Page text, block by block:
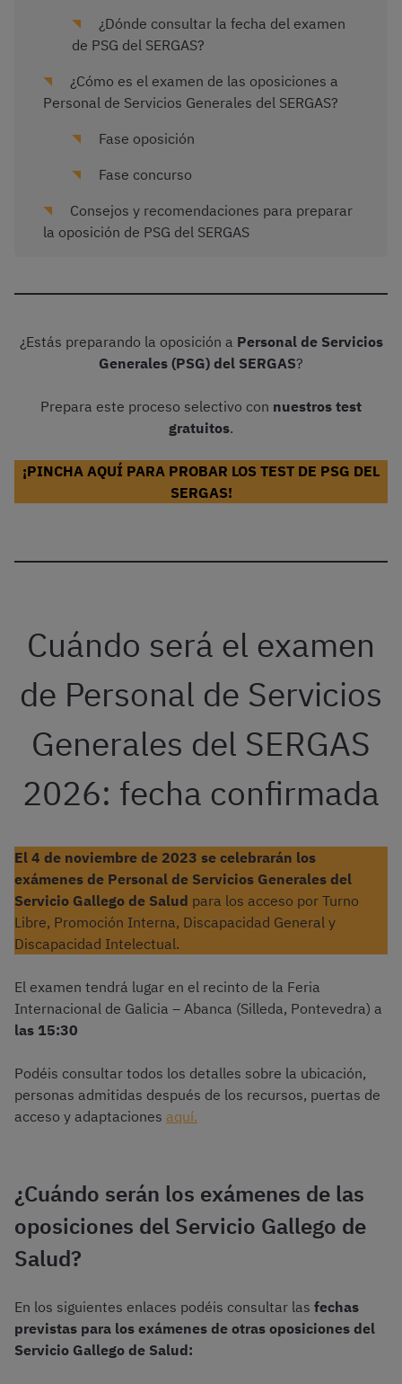
¿Dónde consultar la fecha del examen
de PSG del SERGAS?
¿Cómo es el examen de las oposiciones a
Personal de Servicios Generales del SERGAS?
Fase oposición
Fase concurso
Consejos y recomendaciones para preparar
la oposición de PSG del SERGAS
¿Estás preparando la oposición a Personal de Servicios
Generales (PSG) del SERGAS?
Prepara este proceso selectivo con nuestros test
gratuitos.
¡PINCHA AQUÍ PARA PROBAR LOS TEST DE PSG DEL
SERGAS!
Cuándo será el examen
de Personal de Servicios
Generales del SERGAS
2026: fecha confirmada
El 4 de noviembre de 2023 se celebrarán los
exámenes de Personal de Servicios Generales del
Servicio Gallego de Salud para los acceso por Turno
Libre, Promoción Interna, Discapacidad General y
Discapacidad Intelectual.
El examen tendrá lugar en el recinto de la Feria
Internacional de Galicia – Abanca (Silleda, Pontevedra) a
las 15:30
Podéis consultar todos los detalles sobre la ubicación,
personas admitidas después de los recursos, puertas de
acceso y adaptaciones aquí.
¿Cuándo serán los exámenes de las
oposiciones del Servicio Gallego de
Salud?
En los siguientes enlaces podéis consultar las fechas
previstas para los exámenes de otras oposiciones del
Servicio Gallego de Salud: